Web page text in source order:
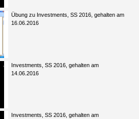
Übung zu Investments, SS 2016, gehalten am
16.06.2016
Investments, SS 2016, gehalten am
14.06.2016
Investments, SS 2016, gehalten am